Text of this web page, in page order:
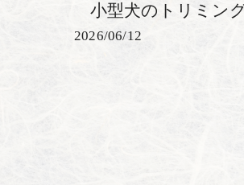
小型犬のトリミン
2026/06/12